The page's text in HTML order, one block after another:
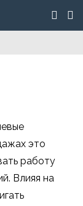
это
работу
Влияя на